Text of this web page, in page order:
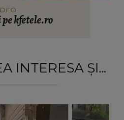
kfetele.ro
INTERESA ȘI...